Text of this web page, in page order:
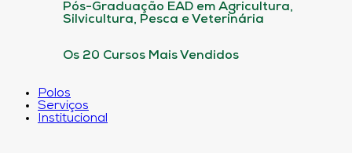
Pós-Graduação EAD em Agricultura,
Silvicultura, Pesca e Veterinária
Os 20 Cursos Mais Vendidos
Polos
Serviços
Institucional